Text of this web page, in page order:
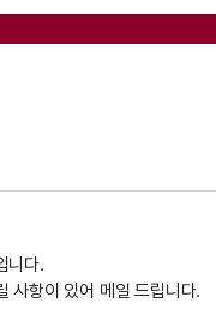
니다.
사항이 있어 메일 드립니다.